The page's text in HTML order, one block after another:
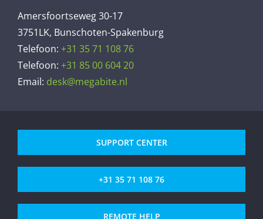
Amersfoortseweg 30-17
3751LK, Bunschoten-Spakenburg
Telefoon: +31 35 71 108 76
Telefoon: +31 85 00 604 20
Email: desk@megabite.nl
SUPPORT CENTER
+31 35 71 108 76
REMOTE HELP